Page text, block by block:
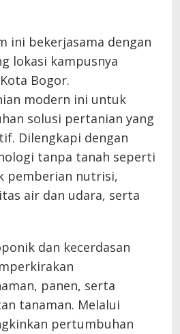
ini bekerjasama dengan
lokasi kampusnya
Bogor.
modern ini untuk
solusi pertanian yang
Dilengkapi dengan
tanpa tanah seperti
pemberian nutrisi,
air dan udara, serta
dan kecerdasan
panen, serta
tanaman. Melalui
pertumbuhan